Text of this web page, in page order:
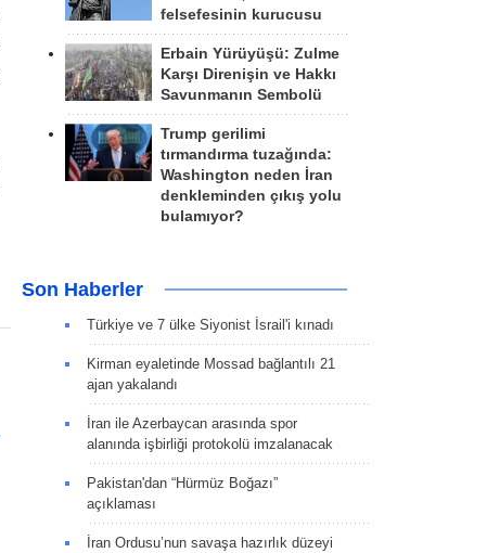
felsefesinin kurucusu
Erbain Yürüyüşü: Zulme
Karşı Direnişin ve Hakkı
Savunmanın Sembolü
Trump gerilimi
tırmandırma tuzağında:
Washington neden İran
denkleminden çıkış yolu
bulamıyor?
Son Haberler
Türkiye ve 7 ülke Siyonist İsrail'i kınadı
Kirman eyaletinde Mossad bağlantılı 21
ajan yakalandı
İran ile Azerbaycan arasında spor
alanında işbirliği protokolü imzalanacak
Pakistan'dan “Hürmüz Boğazı”
açıklaması
İran Ordusu’nun savaşa hazırlık düzeyi